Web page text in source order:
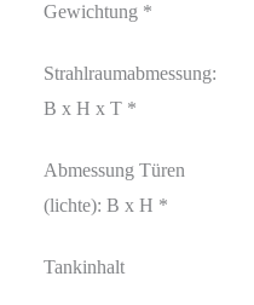
Gewichtung *
Strahlraumabmessung:
B x H x T *
Abmessung Türen
(lichte): B x H *
Tankinhalt